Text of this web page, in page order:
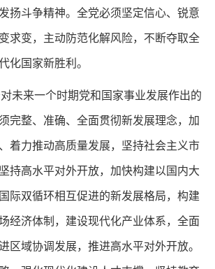
扬斗争精神。全党必须坚定信心、锐意
求变，主动防范化解风险，不断夺取全
化国家新胜利。
未来一个时期党和国家事业发展作出的
完整、准确、全面贯彻新发展理念，加
着力推动高质量发展，坚持社会主义市
持高水平对外开放，加快构建以国内大
际双循环相互促进的新发展格局，构建
经济体制，建设现代化产业体系，全面
区域协调发展，推进高水平对外开放。